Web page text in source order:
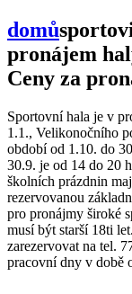
domů
pronájem
Ceny za
Sportovní hala je v
1.1., Velikonočního
období od 1.10. do
30.9. je od 14 do 20
školních prázdnin
rezervovanou
pro pronájmy široké
musí být starší 18ti
zarezervovat na tel.
pracovní dny v době